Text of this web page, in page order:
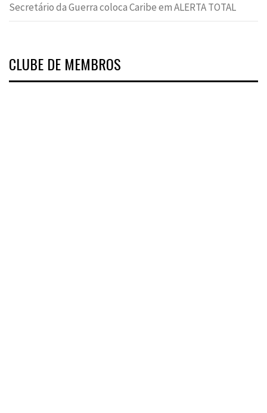
Secretário da Guerra coloca Caribe em ALERTA TOTAL
CLUBE DE MEMBROS